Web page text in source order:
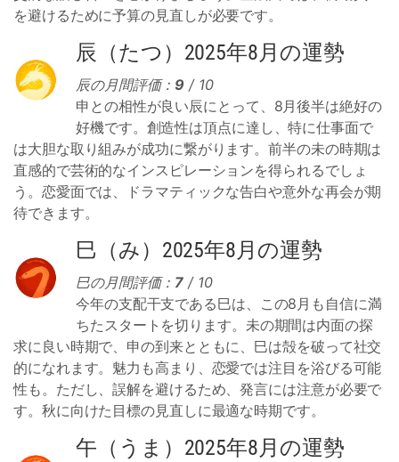
を避けるために予算の見直しが必要です。
辰（たつ）2025年8月の運勢
辰の月間評価： 9 / 10
申との相性が良い辰にとって、8月後半は絶好の
好機です。創造性は頂点に達し、特に仕事面で
は大胆な取り組みが成功に繋がります。前半の未の時期は
直感的で芸術的なインスピレーションを得られるでしょ
う。恋愛面では、ドラマティックな告白や意外な再会が期
待できます。
巳（み）2025年8月の運勢
巳の月間評価： 7 / 10
今年の支配干支である巳は、この8月も自信に満
ちたスタートを切ります。未の期間は内面の探
求に良い時期で、申の到来とともに、巳は殻を破って社交
的になれます。魅力も高まり、恋愛では注目を浴びる可能
性も。ただし、誤解を避けるため、発言には注意が必要で
す。秋に向けた目標の見直しに最適な時期です。
午（うま）2025年8月の運勢